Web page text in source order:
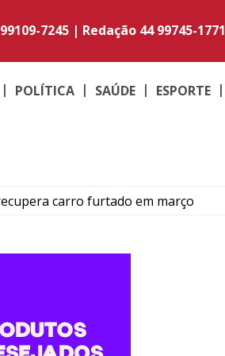
7245 | Redação 44 99745-1771
POLÍTICA SAÚDE ESPORTE
carro furtado em março
moto adulterada em Perobal